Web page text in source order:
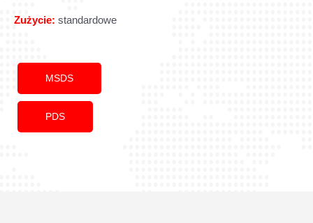
Zużycie: standardowe
MSDS
PDS